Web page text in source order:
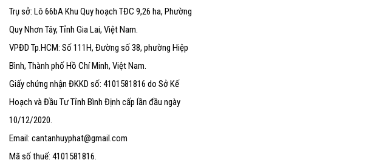
Trụ sở: Lô 66bA Khu Quy hoạch TĐC 9,26 ha, Phường
Quy Nhơn Tây, Tỉnh Gia Lai, Việt Nam.
VPĐD Tp.HCM: Số 111H, Đường số 38, phường Hiệp
Bình, Thành phố Hồ Chí Minh, Việt Nam.
Giấy chứng nhận ĐKKD số: 4101581816 do Sở Kế
Hoạch và Đầu Tư Tỉnh Bình Định cấp lần đầu ngày
10/12/2020.
Email: cantanhuyphat@gmail.com
Mã số thuế: 4101581816.